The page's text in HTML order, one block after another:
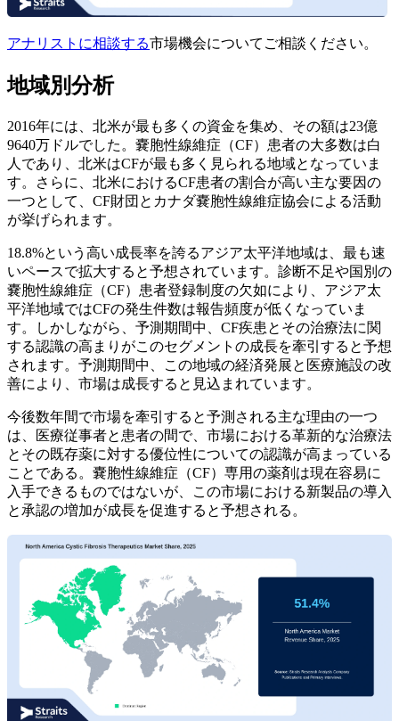
アナリストに相談する市場機会についてご相談ください。
地域別分析
2016年には、北米が最も多くの資金を集め、その額は23億
9640万ドルでした。嚢胞性線維症（CF）患者の大多数は白
人であり、北米はCFが最も多く見られる地域となっていま
す。さらに、北米におけるCF患者の割合が高い主な要因の
一つとして、CF財団とカナダ嚢胞性線維症協会による活動
が挙げられます。
18.8%という高い成長率を誇るアジア太平洋地域は、最も速
いペースで拡大すると予想されています。診断不足や国別の
嚢胞性線維症（CF）患者登録制度の欠如により、アジア太
平洋地域ではCFの発生件数は報告頻度が低くなっていま
す。しかしながら、予測期間中、CF疾患とその治療法に関
する認識の高まりがこのセグメントの成長を牽引すると予想
されます。予測期間中、この地域の経済発展と医療施設の改
善により、市場は成長すると見込まれています。
今後数年間で市場を牽引すると予測される主な理由の一つ
は、医療従事者と患者の間で、市場における革新的な治療法
とその既存薬に対する優位性についての認識が高まっている
ことである。嚢胞性線維症（CF）専用の薬剤は現在容易に
入手できるものではないが、この市場における新製品の導入
と承認の増加が成長を促進すると予想される。